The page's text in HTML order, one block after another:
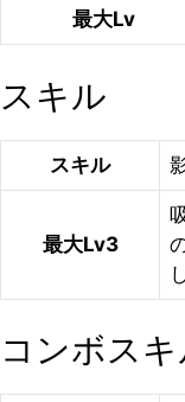
最大Lv
スキル
スキル
最大Lv3
コンボス